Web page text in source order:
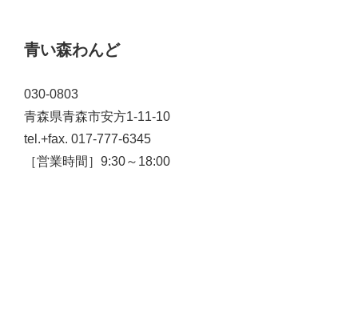
青い森わんど
030-0803
青森県青森市安方1-11-10
tel.+fax. 017-777-6345
［営業時間］9:30～18:00